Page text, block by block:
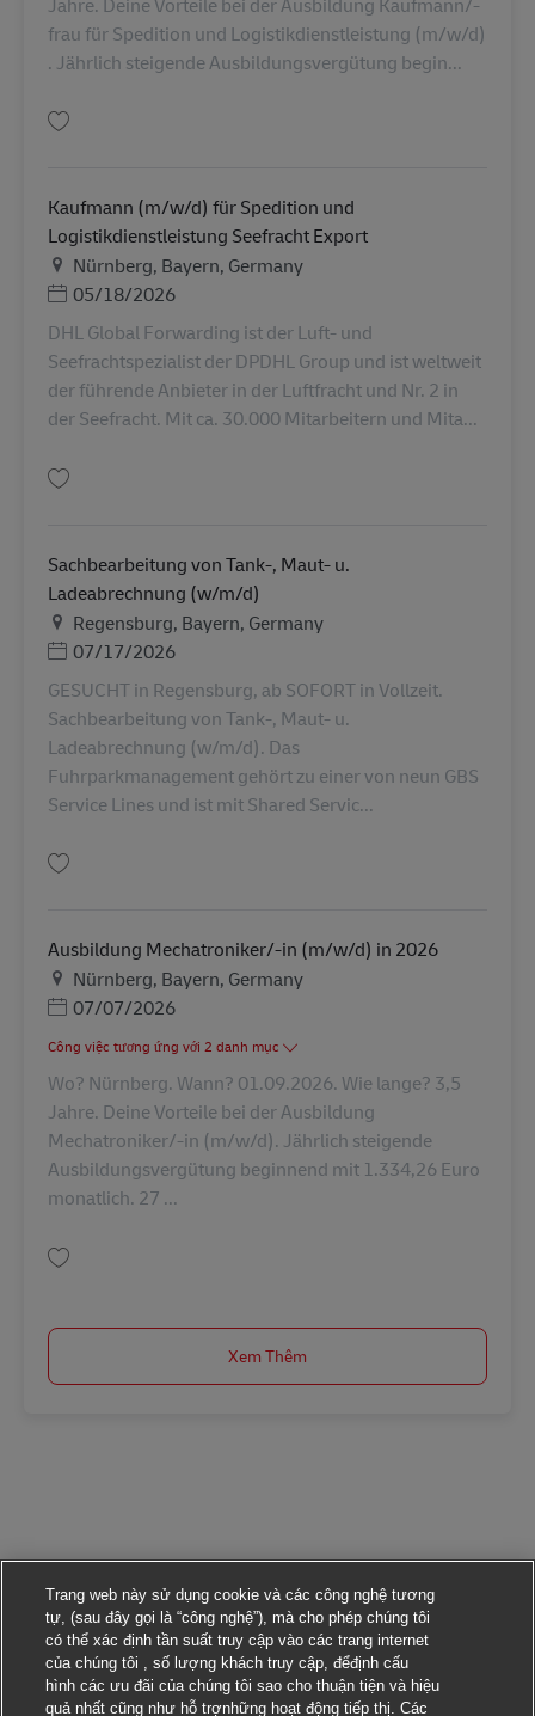
frau für Spedition und Logistikdienstleistung (m/w/d)
. Jährlich steigende Ausbildungsvergütung begin...
Kaufmann (m/w/d) für Spedition und
Logistikdienstleistung Seefracht Export
Địa điểm
Nürnberg, Bayern, Germany
Posted Date
05/18/2026
DHL Global Forwarding ist der Luft- und
Seefrachtspezialist der DPDHL Group und ist weltweit
der führende Anbieter in der Luftfracht und Nr. 2 in
der Seefracht. Mit ca. 30.000 Mitarbeitern und Mita...
Sachbearbeitung von Tank-, Maut- u.
Ladeabrechnung (w/m/d)
Địa điểm
Regensburg, Bayern, Germany
Posted Date
07/17/2026
GESUCHT in Regensburg, ab SOFORT in Vollzeit.
Sachbearbeitung von Tank-, Maut- u.
Ladeabrechnung (w/m/d). Das
Fuhrparkmanagement gehört zu einer von neun GBS
Service Lines und ist mit Shared Servic...
Ausbildung Mechatroniker/-in (m/w/d) in 2026
Địa điểm
Nürnberg, Bayern, Germany
Posted Date
07/07/2026
Công việc tương ứng với 2 danh mục
Wo? Nürnberg. Wann? 01.09.2026. Wie lange? 3,5
Jahre. Deine Vorteile bei der Ausbildung
Mechatroniker/-in (m/w/d). Jährlich steigende
Ausbildungsvergütung beginnend mit 1.334,26 Euro
monatlich. 27 ...
Xem Thêm
Trang web này sử dụng cookie và các công nghệ tương
tự, (sau đây gọi là “công nghệ”), mà cho phép chúng tôi
có thể xác định tần suất truy cập vào các trang internet
của chúng tôi , số lượng khách truy cập, đểđịnh cấu
hình các ưu đãi của chúng tôi sao cho thuận tiện và hiệu
quả nhất cũng như hỗ trợnhững hoạt động tiếp thị. Các